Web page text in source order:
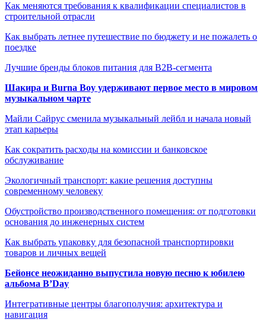
Как меняются требования к квалификации специалистов в
строительной отрасли
Как выбрать летнее путешествие по бюджету и не пожалеть о
поездке
Лучшие бренды блоков питания для B2B-сегмента
Шакира и Burna Boy удерживают первое место в мировом
музыкальном чарте
Майли Сайрус сменила музыкальный лейбл и начала новый
этап карьеры
Как сократить расходы на комиссии и банковское
обслуживание
Экологичный транспорт: какие решения доступны
современному человеку
Обустройство производственного помещения: от подготовки
основания до инженерных систем
Как выбрать упаковку для безопасной транспортировки
товаров и личных вещей
Бейонсе неожиданно выпустила новую песню к юбилею
альбома B’Day
Интегративные центры благополучия: архитектура и
навигация